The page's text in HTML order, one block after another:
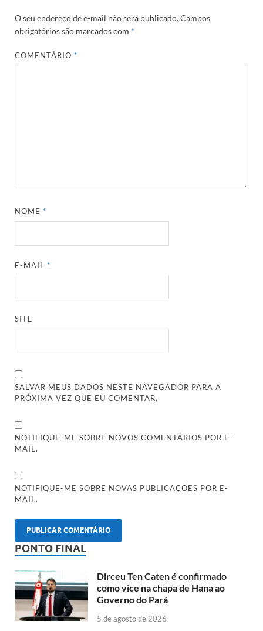
O seu endereço de e-mail não será publicado.Campos
obrigatórios são marcados com *
COMENTÁRIO*
NOME*
E-MAIL*
SITE
SALVAR MEUS DADOS NESTE NAVEGADOR PARA A
PRÓXIMA VEZ QUE EU COMENTAR.
NOTIFIQUE-ME SOBRE NOVOS COMENTÁRIOS POR E-
MAIL.
NOTIFIQUE-ME SOBRE NOVAS PUBLICAÇÕES POR E-
MAIL.
PONTO FINAL
Dirceu Ten Caten é confirmado
como vice na chapa de Hana ao
Governo do Pará
5 de agosto de 2026